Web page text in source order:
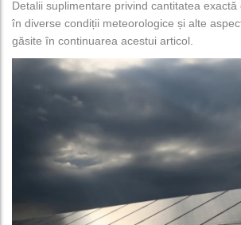
Detalii suplimentare privind cantitatea
în diverse condiții meteorologice și alte
găsite în continuarea acestui articol.